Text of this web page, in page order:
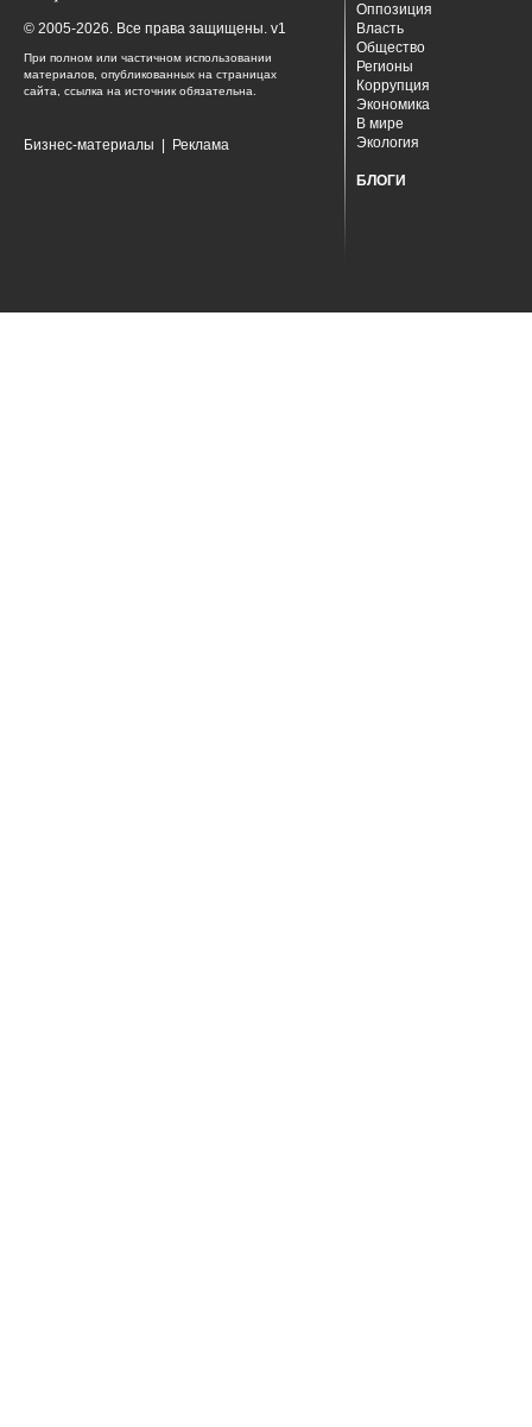
© 2005-2026. Все права защищены. v1
При полном или частичном использовании
материалов, опубликованных на страницах
сайта, ссылка на источник обязательна.
Бизнес-материалы Реклама
Оппозиция
Власть
Общество
Регионы
Коррупция
Экономика
В мире
Экология
БЛОГИ